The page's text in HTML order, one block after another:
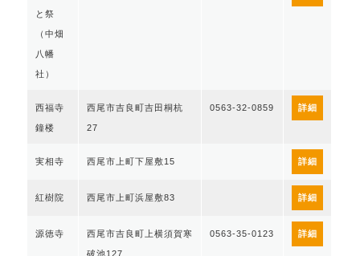
と祭
（中畑
八幡
社）
西福寺
鐘楼
西尾市吉良町吉田桐杭
27
0563-32-0859 詳細
実相寺 西尾市上町下屋敷15 詳細
紅樹院 西尾市上町浜屋敷83 詳細
源徳寺 西尾市吉良町上横須賀寒
破池127
0563-35-0123 詳細